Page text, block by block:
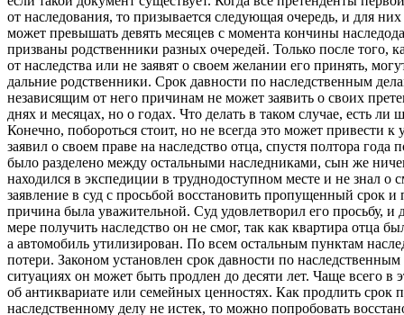
от наследования, то призывается следующая очередь, и для
может превышать девять месяцев с момента кончины
призваны родственники разных очередей. Только после того,
от наследства или не заявят о своем желании его принять,
дальние родственники. Срок давности по наследственным
независящим от него причинам не может заявить о своих
днях и месяцах, но о годах. Что делать в таком случае, есть
Конечно, побороться стоит, но не всегда это может привести
заявил о своем праве на наследство отца, спустя полтора года
было разделено между остальными наследниками, сын же
находился в экспедиции в труднодоступном месте и не знал о
заявление в суд с просьбой восстановить пропущенный срок
причина была уважительной. Суд удовлетворил его просьбу,
мере получить наследство он не смог, так как квартира отца
а автомобиль утилизирован. По всем остальным пунктам
потери. Законом установлен срок давности по
ситуациях он может быть продлен до десяти лет. Чаще всего в
об антиквариате или семейных ценностях. Как продлить срок
наследственному делу не истек, то можно попробовать